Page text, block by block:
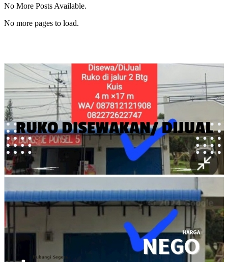
No More Posts Available.
No more pages to load.